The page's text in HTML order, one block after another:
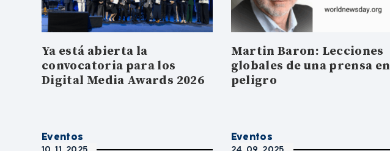
Ya está abierta la
convocatoria para los
Digital Media Awards 2026
Eventos
Martin Baron: Lecciones
globales de una prensa en
peligro
Eventos